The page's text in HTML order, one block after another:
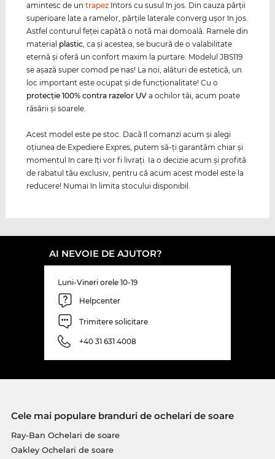
amintesc de untrapez întors cu susul în jos. Din cauza părţii
superioare late a ramelor, părţile laterale converg uşor în jos.
Astfel conturul feţei capătă o notă mai domoală. Ramele din
material plastic, ca şi acestea, se bucură de o valabilitate
eternă şi oferă un confort maxim la purtare. Modelul JBS119
se aşază super comod pe nas! La noi, alături de estetică, un
loc important este ocupat şi de funcţionalitate! Cu o
protecţie 100% contra razelor UV a ochilor tăi, acum poate
răsării şi soarele.
Acest model este pe stoc. Dacă îl comanzi acum şi alegi
oţiunea de Expediere Expres, putem să-ţi garantăm chiar şi
momentul în care îţi vor fi livraţi. Ia o decizie acum şi profită
de rabatul tău exclusiv, pentru că acum acest model este la
reducere! Numai în limita stocului disponibil.
AI NEVOIE DE AJUTOR?
Luni-Vineri orele 10-19
Helpcenter
Trimitere solicitare
+40 31 631 4008
Cele mai populare branduri de ochelari de soare
Ray-Ban Ochelari de soare
Oakley Ochelari de soare